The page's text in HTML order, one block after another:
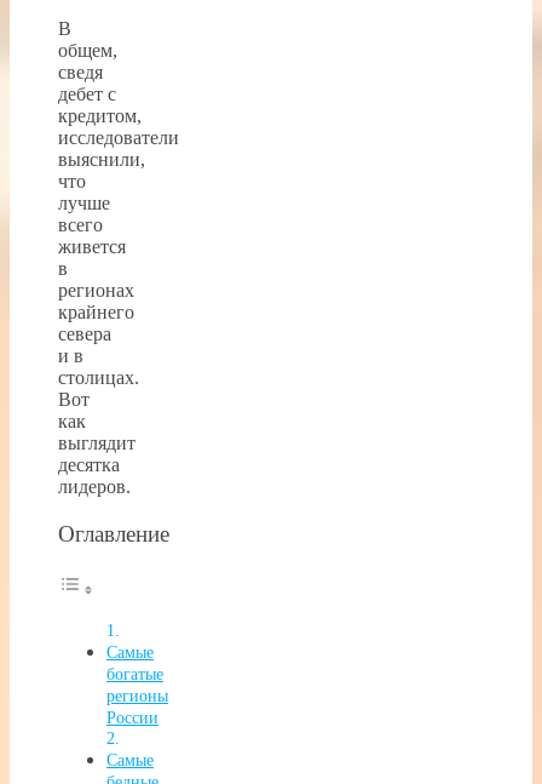
В
общем,
сведя
дебет с
кредитом,
исследователи
выяснили,
что
лучше
всего
живется
в
регионах
крайнего
севера
и в
столицах.
Вот
как
выглядит
десятка
лидеров.
Оглавление
Самые
богатые
регионы
России
Самые